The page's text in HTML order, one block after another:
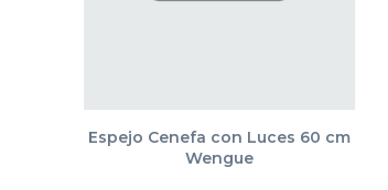
Espejo Cenefa con Luces 60 cm
Wengue